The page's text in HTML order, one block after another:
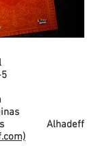
Alhadeff